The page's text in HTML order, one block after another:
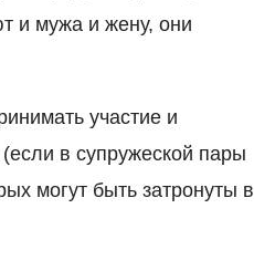
и мужа и жену, они
участие и
в супружеской пары
могут быть затронуты в